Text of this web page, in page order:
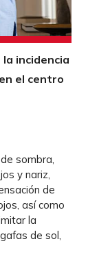
incidencia
el centro
sombra,
y nariz,
de
así como
la
de sol,